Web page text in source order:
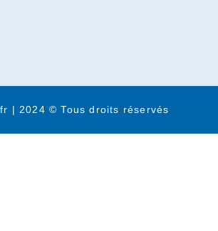
| 2024 © Tous droits réservés